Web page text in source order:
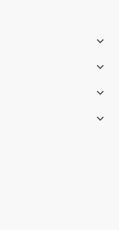



